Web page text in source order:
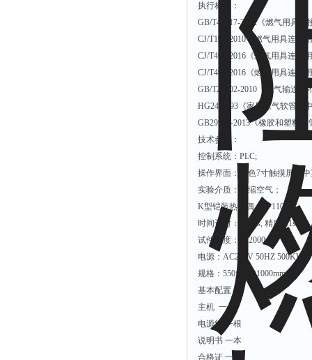
执行标准：
GB/T41317-2022《燃气用具连
CJ/T197-2010《燃气用具连接
CJ/T490-2016 《燃气用具连接
CJ/T491-2016 《燃气用具连接
GB/T26002-2010 《燃气输送
HG2486-93 《家用煤气软管》
GB29993-2013《橡胶和塑料软
技术参数：
控制系统： PLC;
操作界面：彩色7寸触摸屏，
实验介质：压缩空气；
K型铠装热电偶： 0~1100
℃
时间计时：
0~99s, 精度 ±1s
试件长度：
0~2000mm
电源： AC220V 50HZ 500KW
规格： 550*650*1000mm
基本配置：
主机 一台
电源线 一根
说明书 一本
合格证 一个